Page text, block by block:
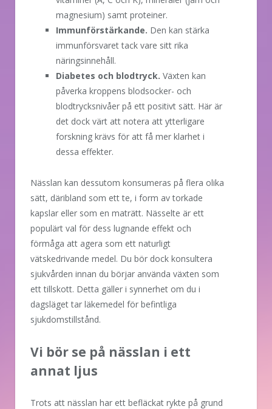
magnesium) samt proteiner.
Immunförstärkande. Den kan stärka
immunförsvaret tack vare sitt rika
näringsinnehåll.
Diabetes och blodtryck. Växten kan
påverka kroppens blodsocker- och
blodtrycksnivåer på ett positivt sätt. Här är
det dock värt att notera att ytterligare
forskning krävs för att få mer klarhet i
dessa effekter.
Nässlan kan dessutom konsumeras på flera olika
sätt, däribland som ett te, i form av torkade
kapslar eller som en maträtt. Nässelte är ett
populärt val för dess lugnande effekt och
förmåga att agera som ett naturligt
vätskedrivande medel. Du bör dock konsultera
sjukvården innan du börjar använda växten som
ett tillskott. Detta gäller i synnerhet om du i
dagsläget tar läkemedel för befintliga
sjukdomstillstånd.
Vi bör se på nässlan i ett
annat ljus
Trots att nässlan har ett befläckat rykte på grund